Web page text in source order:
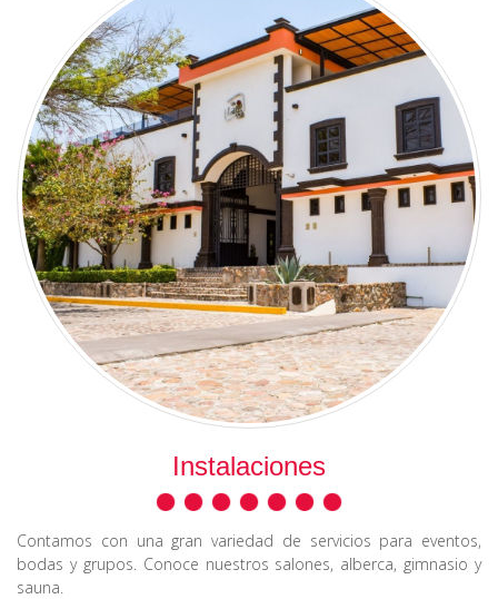
Instalaciones
Contamos con una gran variedad de servicios para eventos,
bodas y grupos. Conoce nuestros salones, alberca, gimnasio y
sauna.